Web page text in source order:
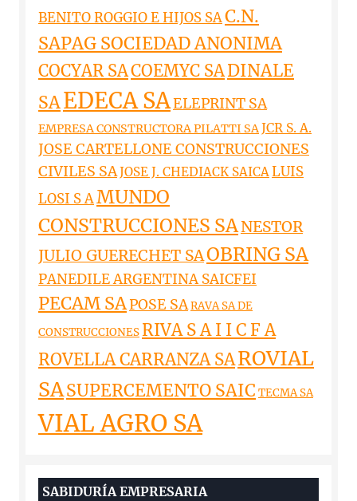
BENITO ROGGIO E HIJOS SAC.N.
SAPAG SOCIEDAD ANONIMA
COCYAR SACOEMYC SADINALE
SAEDECA SAELEPRINT SA
EMPRESA CONSTRUCTORA PILATTI SAJCR S. A.
JOSE CARTELLONE CONSTRUCCIONES
CIVILES SAJOSE J. CHEDIACK SAICALUIS
LOSI S AMUNDO
CONSTRUCCIONES SANESTOR
JULIO GUERECHET SAOBRING SA
PANEDILE ARGENTINA SAICFEI
PECAM SAPOSE SARAVA SA DE
CONSTRUCCIONES RIVA S A I I C F A
ROVELLA CARRANZA SAROVIAL
SASUPERCEMENTO SAIC TECMA SA
VIAL AGRO SA
SABIDURÍA EMPRESARIA